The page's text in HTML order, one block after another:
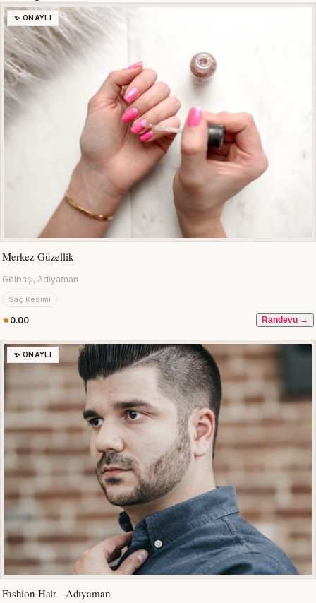
✨ ONAYLI
Merkez Güzellik
Gölbaşı, Adıyaman
Saç Kesimi
0.00 Randevu →
✨ ONAYLI
Fashion Hair - Adıyaman